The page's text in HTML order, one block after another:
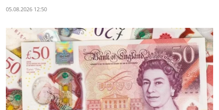
05.08.2026 12:50